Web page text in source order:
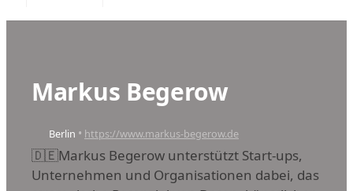
Markus Begerow
Berlin • https://www.markus-begerow.de
🇩🇪Markus Begerow unterstützt Start-ups,
Unternehmen und Organisationen dabei, das